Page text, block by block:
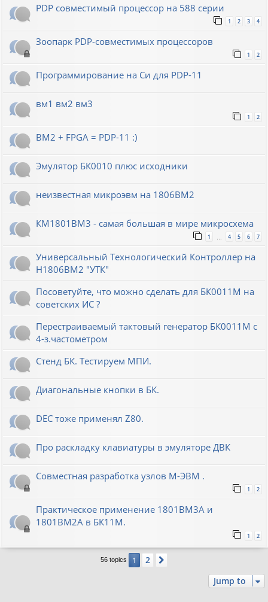
PDP совместимый процессор на 588 серии
1 2 3 4
Зоопарк PDP-совместимых процессоров
1 2
Программирование на Си для PDP-11
вм1 вм2 вм3
1 2
ВМ2 + FPGA = PDP-11 :)
Эмулятор БК0010 плюс исходники
неизвестная микроэвм на 1806ВМ2
КМ1801ВМ3 - самая большая в мире микросхема
1 … 4 5 6 7
Универсальный Технологический Контроллер на
Н1806ВМ2 "УТК"
Посоветуйте, что можно сделать для БК0011М на
советских ИС ?
Перестраиваемый тактовый генератор БК0011М с
4-з.частометром
Стенд БК. Тестируем МПИ.
Диагональные кнопки в БК.
DEC тоже применял Z80.
Про раскладку клавиатуры в эмуляторе ДВК
Совместная разработка узлов М-ЭВМ .
1 2
Практическое применение 1801ВМ3А и
1801ВМ2А в БК11М.
1 2
56 topics 1 2
Jump to